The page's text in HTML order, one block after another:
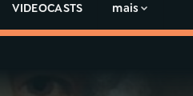
VIDEOCASTS mais